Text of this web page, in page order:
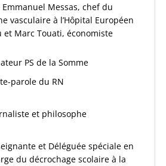
Messas, chef du
vasculaire à l’Hôpital Européen
et Marc Touati, économiste
PS de la Somme
parole du RN
et philosophe
et Déléguée spéciale en
du décrochage scolaire à la